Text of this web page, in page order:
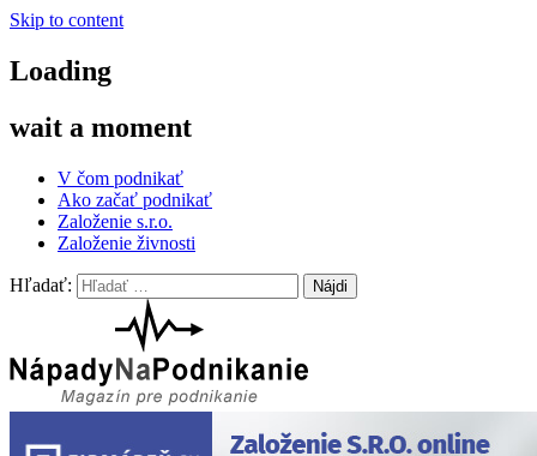
Skip to content
Loading
wait a moment
V čom podnikať
Ako začať podnikať
Založenie s.r.o.
Založenie živnosti
Hľadať:
Nápady na podnikanie
Nápady na podnikanie